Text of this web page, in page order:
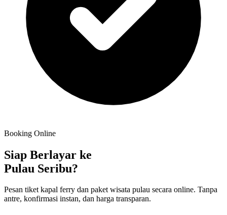
Booking Online
Siap Berlayar ke
Pulau Seribu?
Pesan tiket kapal ferry dan paket wisata pulau secara online. Tanpa
antre, konfirmasi instan, dan harga transparan.